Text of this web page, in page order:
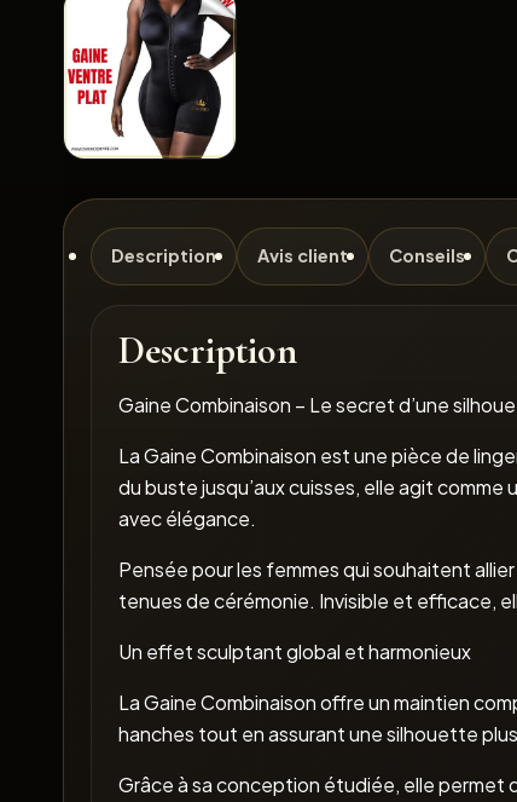
Description Avis client Conseils
Description
Gaine Combinaison – Le secret d’une
La Gaine Combinaison est une pièce de
du buste jusqu’aux cuisses, elle agit
avec élégance.
Pensée pour les femmes qui souhaitent
tenues de cérémonie. Invisible et efficace,
Un effet sculptant global et harmonieux
La Gaine Combinaison offre un maintien
hanches tout en assurant une silhouette
Grâce à sa conception étudiée, elle permet